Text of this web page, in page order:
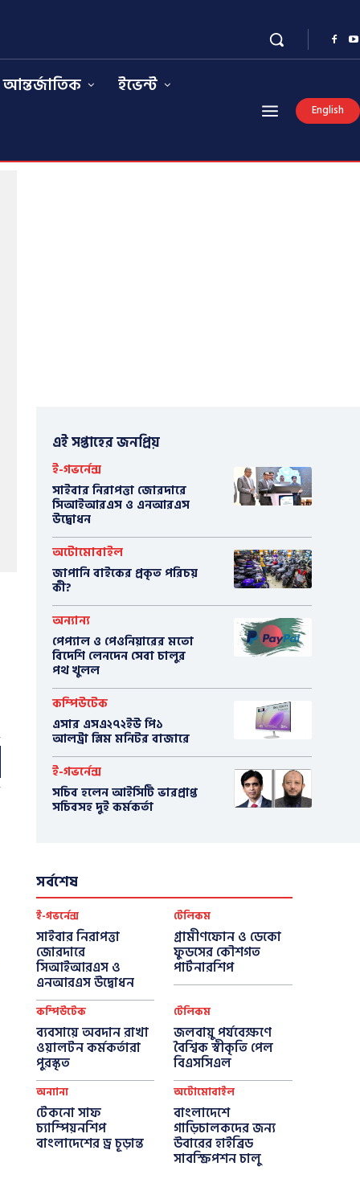
আন্তর্জাতিক
ইভেন্ট
English
এই সপ্তাহের জনপ্রিয়
ই-গভর্নেন্স
সাইবার নিরাপত্তা জোরদারে
সিআইআরএস ও এনআরএস
উদ্বোধন
অটোমোবাইল
​জাপানি বাইকের প্রকৃত পরিচয়
কী?
অন্যান্য
পেপ্যাল ও পেওনিয়ারের মতো
বিদেশি লেনদেন সেবা চালুর
পথ খুলল
কম্পিউটেক
এসার এসএ২৭২ইউ পি১
আলট্রা স্লিম মনিটর বাজারে
ই-গভর্নেন্স
সচিব হলেন আইসিটি ভারপ্রাপ্ত
সচিবসহ দুই কর্মকর্তা
সর্বশেষ
ই-গভর্নেন্স
সাইবার নিরাপত্তা
জোরদারে
সিআইআরএস ও
এনআরএস উদ্বোধন
টেলিকম
গ্রামীণফোন ও ডেকো
ফুডসের কৌশগত
পার্টনারশিপ
কম্পিউটেক
ব্যবসায়ে অবদান রাখা
ওয়ালটন কর্মকর্তারা
পুরস্কৃত
টেলিকম
জলবায়ু পর্যবেক্ষণে
বৈশ্বিক স্বীকৃতি পেল
বিএসসিএল
অন্যান্য
টেকনো সাফ
চ্যাম্পিয়নশিপ
বাংলাদেশের ড্র চূড়ান্ত
অটোমোবাইল
বাংলাদেশে
গাড়িচালকদের জন্য
উবারের হাইব্রিড
সাবস্ক্রিপশন চালু